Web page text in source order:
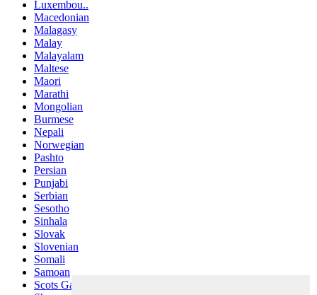
Luxembou..
Macedonian
Malagasy
Malay
Malayalam
Maltese
Maori
Marathi
Mongolian
Burmese
Nepali
Norwegian
Pashto
Persian
Punjabi
Serbian
Sesotho
Sinhala
Slovak
Slovenian
Somali
Samoan
Scots Gaelic